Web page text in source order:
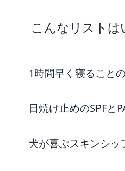
こんなリスト
1時間早く寝ること
日焼け止めのSPFと
犬が喜ぶスキンシッ